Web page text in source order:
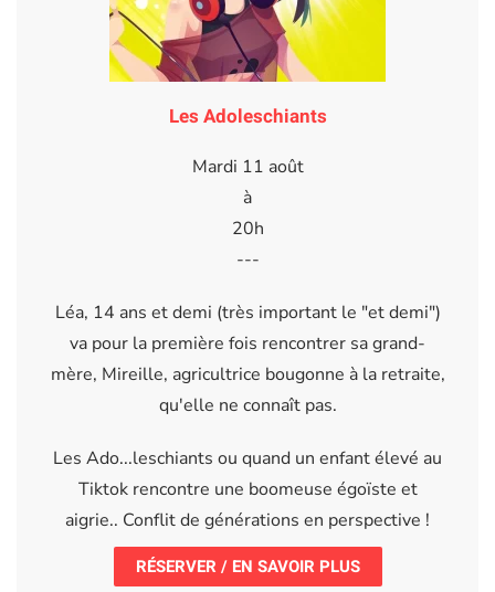
Les Adoleschiants
Mardi 11 août
à
20h
---
Léa, 14 ans et demi (très important le "et demi")
va pour la première fois rencontrer sa grand-
mère, Mireille, agricultrice bougonne à la retraite,
qu'elle ne connaît pas.
Les Ado...leschiants ou quand un enfant élevé au
Tiktok rencontre une boomeuse égoïste et
aigrie.. Conflit de générations en perspective !
RÉSERVER / EN SAVOIR PLUS